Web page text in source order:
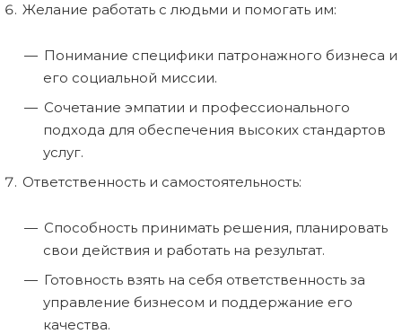
Желание работать с людьми и помогать им:
Понимание специфики патронажного бизнеса и
его социальной миссии.
Сочетание эмпатии и профессионального
подхода для обеспечения высоких стандартов
услуг.
Ответственность и самостоятельность:
Способность принимать решения, планировать
свои действия и работать на результат.
Готовность взять на себя ответственность за
управление бизнесом и поддержание его
качества.